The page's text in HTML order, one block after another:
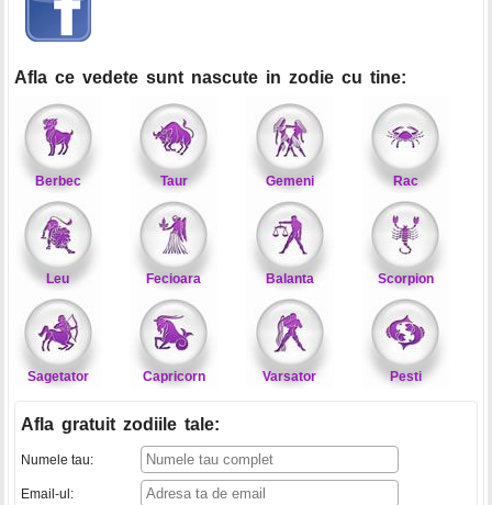
Afla ce vedete sunt nascute in zodie cu tine:
Berbec Taur Gemeni Rac
Leu Fecioara Balanta Scorpion
Sagetator Capricorn Varsator Pesti
Afla gratuit zodiile tale:
Numele tau:
Email-ul: